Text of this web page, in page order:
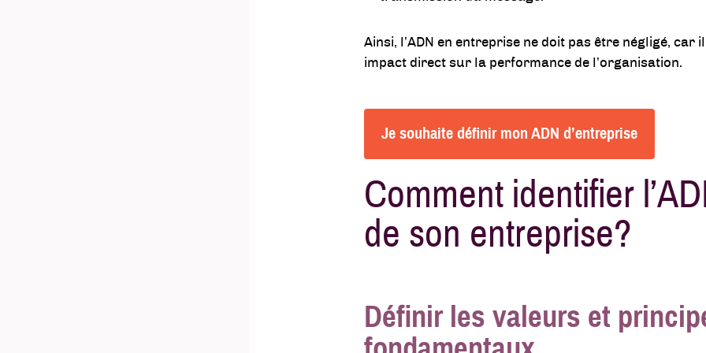
Ainsi, l’ADN en entreprise ne doit pas être négligé, car
impact direct sur la performance de l’organisation.
Je souhaite définir mon ADN d’entreprise
Comment identifier
de son entreprise?
Définir les valeurs et